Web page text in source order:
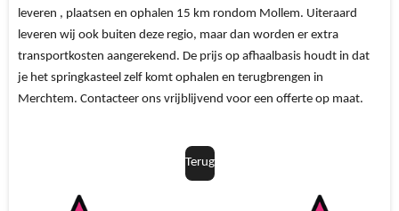
leveren , plaatsen en ophalen 15 km rondom Mollem. Uiteraard
leveren wij ook buiten deze regio, maar dan worden er extra
transportkosten aangerekend. De prijs op afhaalbasis houdt in dat
je het springkasteel zelf komt ophalen en terugbrengen in
Merchtem. Contacteer ons vrijblijvend voor een offerte op maat.
Terug